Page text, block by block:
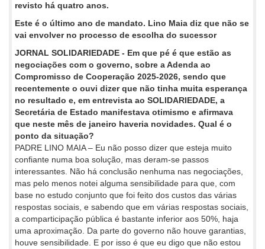
revisto há quatro anos.
Este é o último ano de mandato. Lino Maia diz que não se
vai envolver no processo de escolha do sucessor
JORNAL SOLIDARIEDADE - Em que pé é que estão as
negociações com o governo, sobre a Adenda ao
Compromisso de Cooperação 2025-2026, sendo que
recentemente o ouvi dizer que não tinha muita esperança
no resultado e, em entrevista ao SOLIDARIEDADE, a
Secretária de Estado manifestava otimismo e afirmava
que neste mês de janeiro haveria novidades. Qual é o
ponto da situação?
PADRE LINO MAIA – Eu não posso dizer que esteja muito
confiante numa boa solução, mas deram-se passos
interessantes. Não há conclusão nenhuma nas negociações,
mas pelo menos notei alguma sensibilidade para que, com
base no estudo conjunto que foi feito dos custos das várias
respostas sociais, e sabendo que em várias respostas sociais,
a comparticipação pública é bastante inferior aos 50%, haja
uma aproximação. Da parte do governo não houve garantias,
houve sensibilidade. E por isso é que eu digo que não estou